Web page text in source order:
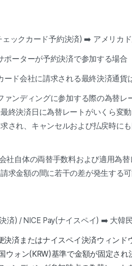
ックカード予約決済) ➡️ アメリカ
ポーターが予約決済で参加する場合
ード会社に請求される最終決済通貨
ァンディングに参加する際の為替
終決済日に為替レートがいくら変
され、キャンセルおよび払戻時に
社自体の両替手数料および適用為
求金額の間に若干の差が発生する可
済) / NICE Pay(ナイスペイ) ➡️ 大韓
決済またはナイスペイ決済ウィン
ウォン(KRW)基準で金額が固定され